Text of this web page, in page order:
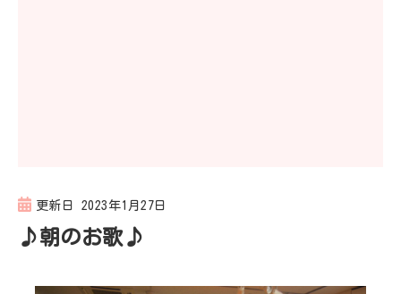
更新日 2023年1月27日
♪朝のお歌♪